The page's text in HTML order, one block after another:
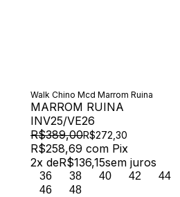
Walk Chino Mcd Marrom Ruina
MARROM RUINA
INV25/VE26
R$389,00R$272,30
R$258,69 com Pix
2x deR$136,15sem juros
36 38 40 42
44
46
48